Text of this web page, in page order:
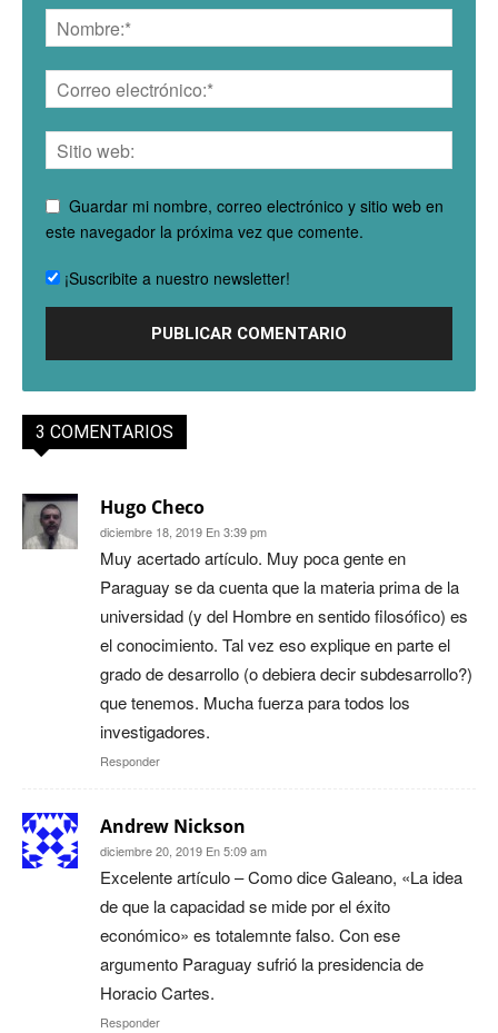
3 COMENTARIOS
Hugo Checo
diciembre 18, 2019 En 3:39 pm
Muy acertado artículo. Muy poca gente en
Paraguay se da cuenta que la materia prima de la
universidad (y del Hombre en sentido filosófico) es
el conocimiento. Tal vez eso explique en parte el
grado de desarrollo (o debiera decir subdesarrollo?)
que tenemos. Mucha fuerza para todos los
investigadores.
Responder
Andrew Nickson
diciembre 20, 2019 En 5:09 am
Excelente artículo – Como dice Galeano, «La idea
de que la capacidad se mide por el éxito
económico» es totalemnte falso. Con ese
argumento Paraguay sufrió la presidencia de
Horacio Cartes.
Responder
Guardar mi nombre, correo electrónico y sitio web en
este navegador la próxima vez que comente.
¡Suscribite a nuestro newsletter!